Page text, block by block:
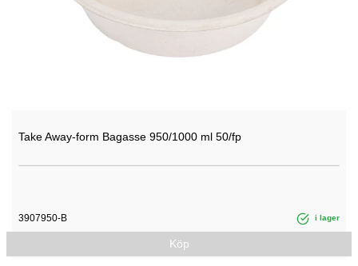
Take Away-form Bagasse 950/1000 ml 50/fp
3907950-B i lager
Köp